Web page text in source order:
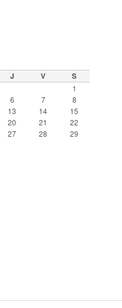
J V S
1
6 7
8
13 14
15
20 21
22
27 28
29